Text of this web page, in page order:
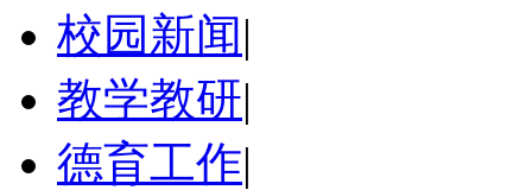
校园新闻|
教学教研|
德育工作|